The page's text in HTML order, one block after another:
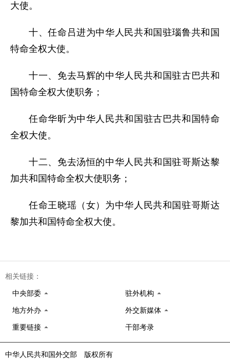
大使。
十、任命吕进为中华人民共和国驻瑙鲁共和国
特命全权大使。
十一、免去马辉的中华人民共和国驻古巴共和
国特命全权大使职务；
任命华昕为中华人民共和国驻古巴共和国特命
全权大使。
十二、免去汤恒的中华人民共和国驻哥斯达黎
加共和国特命全权大使职务；
任命王晓瑶（女）为中华人民共和国驻哥斯达
黎加共和国特命全权大使。
相关链接：
中央部委 驻外机构
地方外办 外交新媒体
重要链接 干部考录
中华人民共和国外交部 版权所有